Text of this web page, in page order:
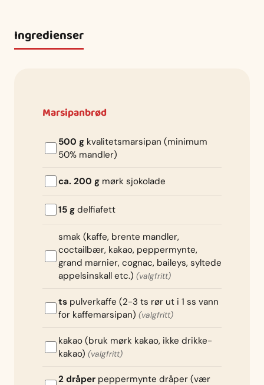
Ingredienser
Marsipanbrød
500 g kvalitetsmarsipan (minimum
50% mandler)
ca. 200 g mørk sjokolade
15 g delfiafett
smak (kaffe, brente mandler,
coctailbær, kakao, peppermynte,
grand marnier, cognac, baileys, syltede
appelsinskall etc.) (valgfritt)
ts pulverkaffe (2-3 ts rør ut i 1 ss vann
for kaffemarsipan) (valgfritt)
kakao (bruk mørk kakao, ikke drikke-
kakao) (valgfritt)
2 dråper peppermynte dråper (vær